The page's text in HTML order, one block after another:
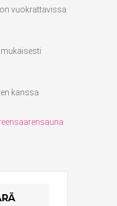
vuokrattavissa
kanssa